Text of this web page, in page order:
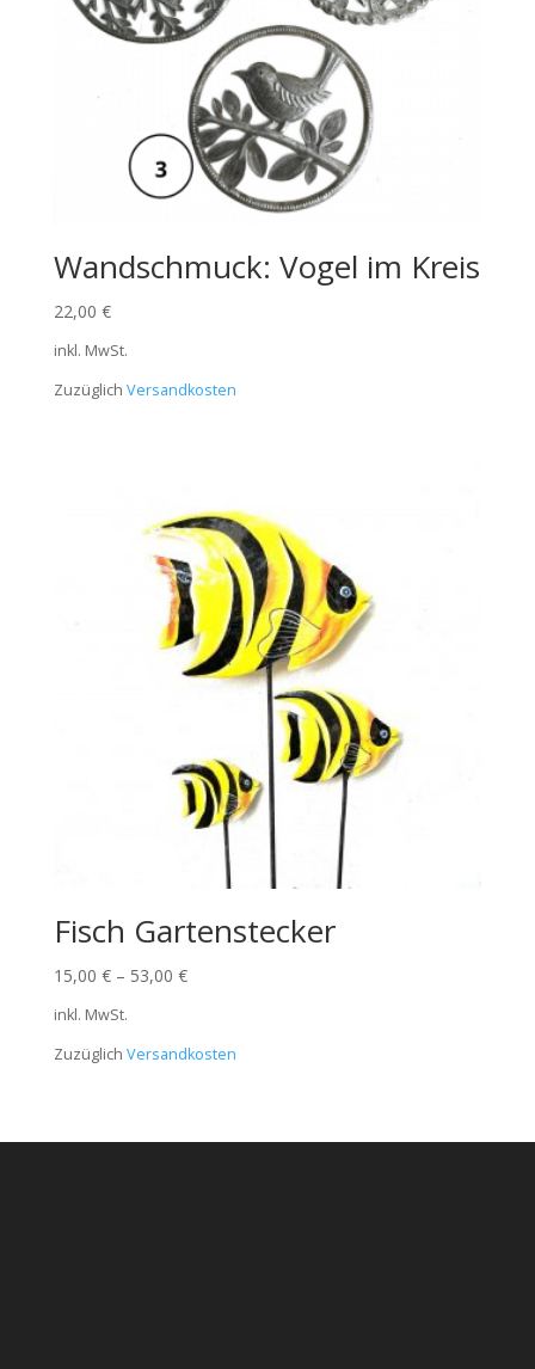
Wandschmuck: Vogel im Kreis
22,00 €
inkl. MwSt.
Zuzüglich Versandkosten
Fisch Gartenstecker
15,00 €– 53,00 €
inkl. MwSt.
Zuzüglich Versandkosten